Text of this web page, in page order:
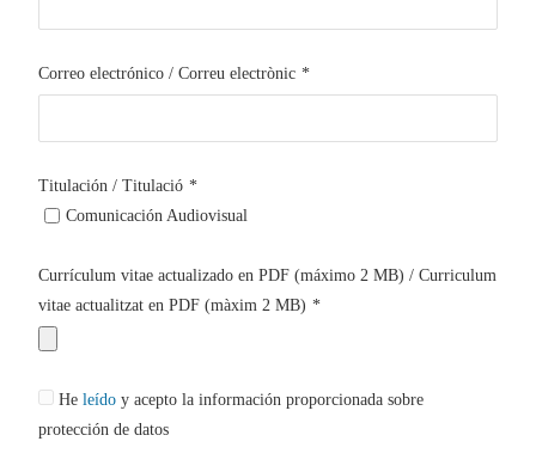
Correo electrónico / Correu electrònic *
Titulación / Titulació *
Comunicación Audiovisual
Currículum vitae actualizado en PDF (máximo 2 MB) / Curriculum
vitae actualitzat en PDF (màxim 2 MB) *
He leído y acepto la información proporcionada sobre
protección de datos